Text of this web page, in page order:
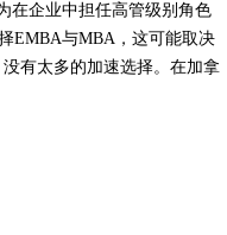
在企业中担任高管级别角色
EMBA与MBA，这可能取决
有太多的加速选择。在加拿